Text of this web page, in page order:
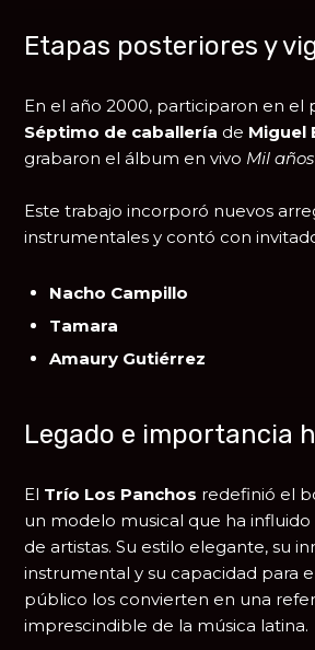
Etapas posteriores y
En el año 2000, participaron en el
Séptimo de caballería de Miguel
grabaron el álbum en vivo Mil
Este trabajo incorporó nuevos
instrumentales y contó con
Nacho Campillo
Tamara
Amaury Gutiérrez
Legado e importancia
El Trío Los Panchos redefinió el
un modelo musical que ha
de artistas. Su estilo elegante, su
instrumental y su capacidad para
público los convierten en una
imprescindible de la música latina.